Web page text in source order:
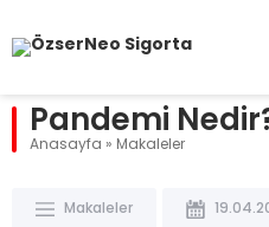
Pandemi
Anasayfa » Makaleler
Makaleler